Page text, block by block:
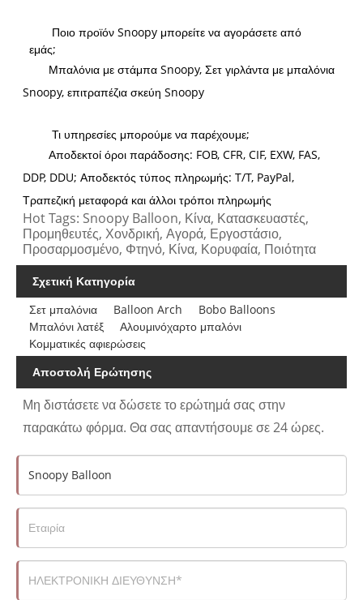
Ποιο προϊόν Snoopy μπορείτε να αγοράσετε από
εμάς;
Μπαλόνια με στάμπα Snoopy, Σετ γιρλάντα με μπαλόνια
Snoopy, επιτραπέζια σκεύη Snoopy
Τι υπηρεσίες μπορούμε να παρέχουμε;
Αποδεκτοί όροι παράδοσης: FOB, CFR, CIF, EXW, FAS,
DDP, DDU; Αποδεκτός τύπος πληρωμής: T/T, PayPal,
Τραπεζική μεταφορά και άλλοι τρόποι πληρωμής
Hot Tags: Snoopy Balloon, Κίνα, Κατασκευαστές,
Προμηθευτές, Χονδρική, Αγορά, Εργοστάσιο,
Προσαρμοσμένο, Φτηνό, Κίνα, Κορυφαία, Ποιότητα
Σχετική Κατηγορία
Σετ μπαλόνια
Balloon Arch
Bobo Balloons
Μπαλόνι λατέξ
Αλουμινόχαρτο μπαλόνι
Κομματικές αφιερώσεις
Αποστολή Ερώτησης
Μη διστάσετε να δώσετε το ερώτημά σας στην
παρακάτω φόρμα. Θα σας απαντήσουμε σε 24 ώρες.